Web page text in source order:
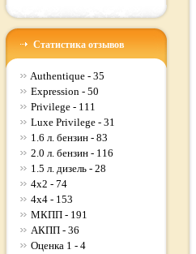
Статистика отзывов
Authentique - 35
Expression - 50
Privilege - 111
Luxe Privilege - 31
1.6 л. бензин - 83
2.0 л. бензин - 116
1.5 л. дизель - 28
4x2 - 74
4x4 - 153
МКПП - 191
АКПП - 36
Оценка 1 - 4